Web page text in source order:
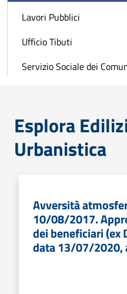
Lavori Pubblici
Ufficio Tibuti
Servizio Sociale dei
Esplora
Urbanistica
Avversità
10/08/2017.
dei beneficiari (ex
data 13/07/2020,